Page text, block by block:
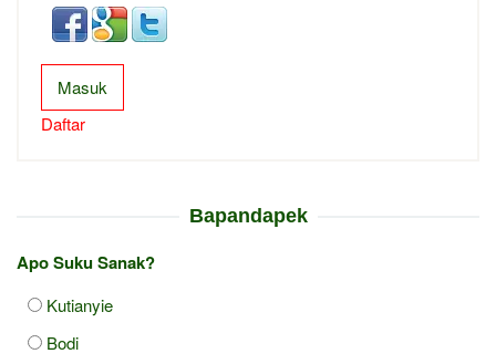
Masuk
Daftar
Bapandapek
Apo Suku Sanak?
Kutianyie
Bodi